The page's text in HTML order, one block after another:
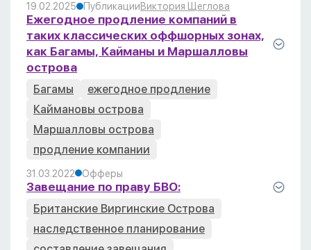
19.02.2025 ПубликацииВиктория Щеглова
Ежегодное продление компаний в
таких классических оффшорных зонах,
как Багамы, Кайманы и Маршалловы
острова
Багамы
ежегодное продление
Каймановы острова
Маршалловы острова
продление компании
31.03.2022 Офферы
Завещание по праву БВО:
Британские Виргинские Острова
наследственное планирование